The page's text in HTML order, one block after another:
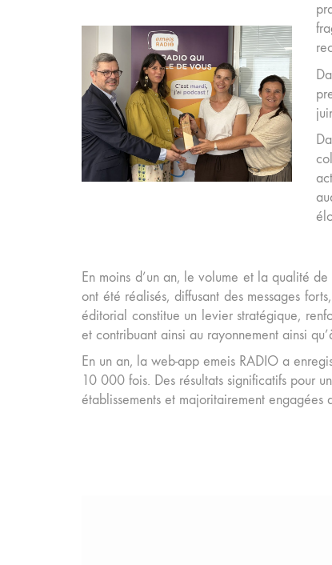
En moins d’un an, le volume et la qualité
ont été réalisés, diffusant des messages
éditorial constitue un levier stratégique,
et contribuant ainsi au rayonnement ainsi
En un an, la web-app emeis RADIO a
10 000 fois. Des résultats significatifs pour
établissements et majoritairement engagées